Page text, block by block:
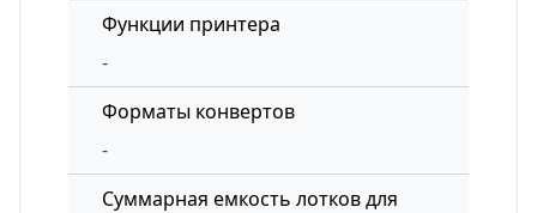
Функции принтера
-
Форматы конвертов
-
Суммарная емкость лотков для